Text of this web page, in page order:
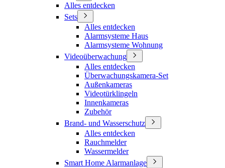
Alles entdecken
Sets
Alles entdecken
Alarmsysteme Haus
Alarmsysteme Wohnung
Videoüberwachung
Alles entdecken
Überwachungskamera-Set
Außenkameras
Videotürklingeln
Innenkameras
Zubehör
Brand- und Wasserschutz
Alles entdecken
Rauchmelder
Wassermelder
Smart Home Alarmanlage